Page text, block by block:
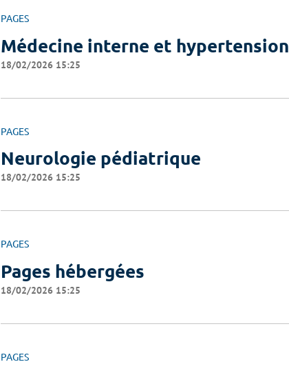
PAGES
Médecine interne et hypertension
18/02/2026 15:25
PAGES
Neurologie pédiatrique
18/02/2026 15:25
PAGES
Pages hébergées
18/02/2026 15:25
PAGES